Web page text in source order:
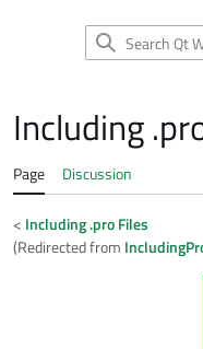
in progress) subsection
Including
Page Discussion
< Including .pro Files
(Redirected from